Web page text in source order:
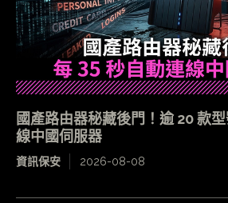
國產路由器秘藏後門！逾 20 款
線中國伺服器
資訊保安 2026-08-08